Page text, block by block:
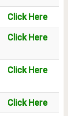
Click Here
Click Here
Click Here
Click Here